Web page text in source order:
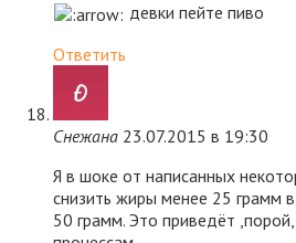
девки пейте пиво
Ответить
Снежана 23.07.2015 в 19:30
Я в шоке от написанных
снизить жиры менее 25 грамм
50 грамм. Это приведёт